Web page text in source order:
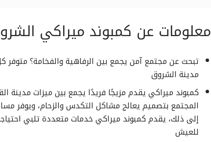
معلومات عن كمبوند ميراكي
تبحث عن مجتمع آمن يجمع بين الرفاهية والفخامة؟
مدينة الشروق
كمبوند ميراكي يقدم مزيجًا فريدًا يجمع بين ميزات مدينة
المجتمع بتصميم يعالج مشاكل التكدس والزحام، ويوفر
إلى ذلك، يقدم كمبوند ميراكي خدمات متعددة تلبي
للعيش